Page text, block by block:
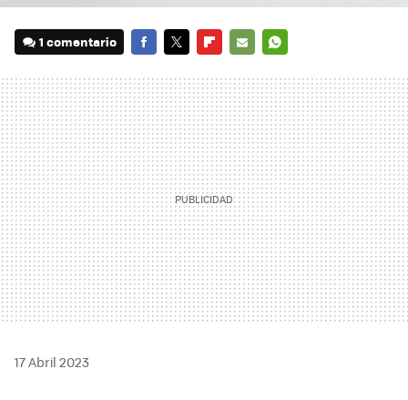
1 comentario
MAIL
17 Abril 2023